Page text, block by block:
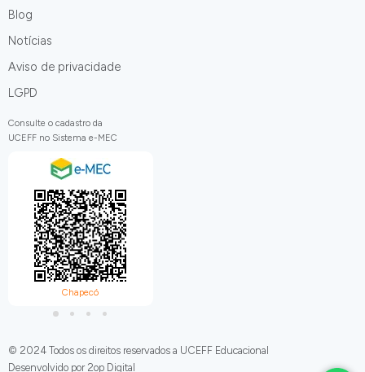
Blog
Notícias
Aviso de privacidade
LGPD
Consulte o cadastro da
UCEFF no Sistema e-MEC
Chapecó
© 2024 Todos os direitos reservados a UCEFF Educacional
Desenvolvido por 2op Digital